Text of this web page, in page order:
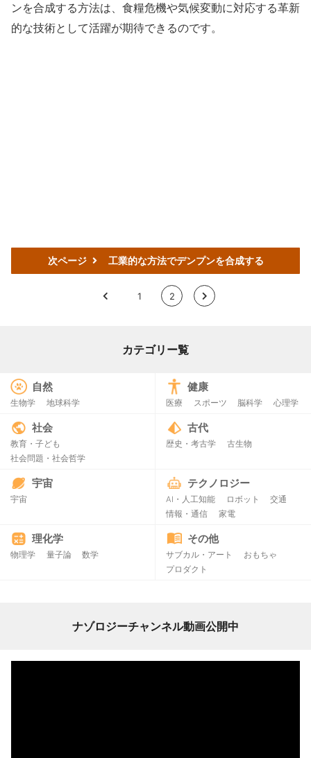
ンを合成する方法は、食糧危機や気候変動に対応する革新
的な技術として活躍が期待できるのです。
次ページ 工業的な方法でデンプンを合成する
< 1 2 >
カテゴリー覧
自然
生物学 地球科学
健康
医療 スポーツ 脳科学 心理学
社会
教育・子ども
社会問題・社会哲学
古代
歴史・考古学 古生物
宇宙
宇宙
テクノロジー
AI・人工知能 ロボット
交通
情報・通信
家電
理化学
物理学 量子論 数学
その他
サブカル・アート
おもちゃ
プロダクト
ナゾロジーチャンネル動画公開中